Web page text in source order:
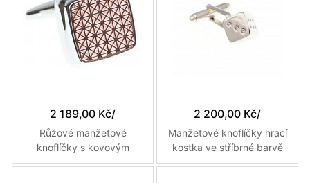
2 189,00 Kč/
Růžové manžetové
knoflíčky s kovovým
zlatým vzorem
2 200,00 Kč/
Manžetové knoflíčky hrací
kostka ve stříbrné barvě